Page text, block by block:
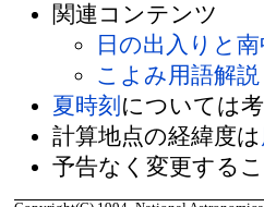
関連コンテンツ
日の出入りと南
こよみ用語解説
夏時刻 については
計算地点の経緯度は
予告なく変更する